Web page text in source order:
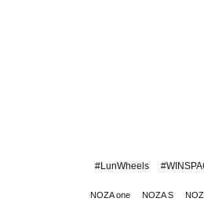
#LunWheels
NOZA one NOZA S